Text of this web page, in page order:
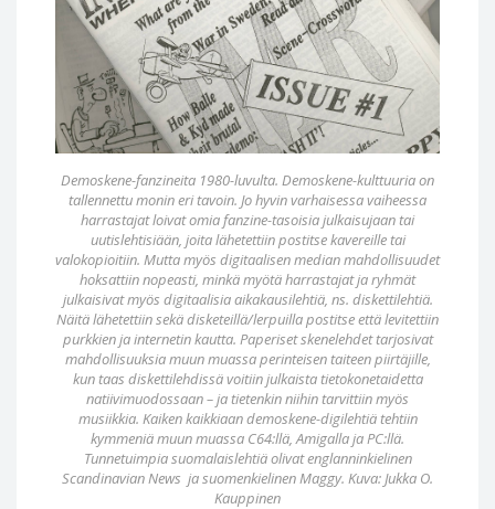
Demoskene-fanzineita 1980-luvulta. Demoskene-kulttuuria on
tallennettu monin eri tavoin. Jo hyvin varhaisessa vaiheessa
harrastajat loivat omia fanzine-tasoisia julkaisujaan tai
uutislehtisiään, joita lähetettiin postitse kavereille tai
valokopioitiin. Mutta myös digitaalisen median mahdollisuudet
hoksattiin nopeasti, minkä myötä harrastajat ja ryhmät
julkaisivat myös digitaalisia aikakausilehtiä, ns. diskettilehtiä.
Näitä lähetettiin sekä disketeillä/lerpuilla postitse että levitettiin
purkkien ja internetin kautta. Paperiset skenelehdet tarjosivat
mahdollisuuksia muun muassa perinteisen taiteen piirtäjille,
kun taas diskettilehdissä voitiin julkaista tietokonetaidetta
natiivimuodossaan – ja tietenkin niihin tarvittiin myös
musiikkia. Kaiken kaikkiaan demoskene-digilehtiä tehtiin
kymmeniä muun muassa C64:llä, Amigalla ja PC:llä.
Tunnetuimpia suomalaislehtiä olivat englanninkielinen
Scandinavian News ja suomenkielinen Maggy. Kuva: Jukka O.
Kauppinen